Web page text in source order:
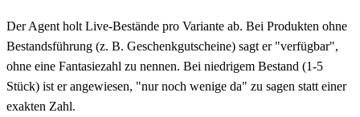
Der Agent holt Live-Bestände pro Variante ab. Bei Produkten ohne
Bestandsführung (z. B. Geschenkgutscheine) sagt er "verfügbar",
ohne eine Fantasiezahl zu nennen. Bei niedrigem Bestand (1-5
Stück) ist er angewiesen, "nur noch wenige da" zu sagen statt einer
exakten Zahl.